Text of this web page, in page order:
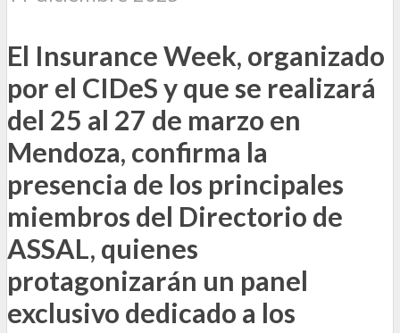
El Insurance Week, organizado
por el CIDeS y que se realizará
del 25 al 27 de marzo en
Mendoza, confirma la
presencia de los principales
miembros del Directorio de
ASSAL, quienes
protagonizarán un panel
exclusivo dedicado a los